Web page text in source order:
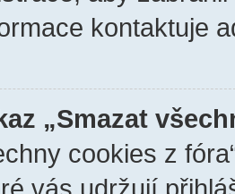
kontaktuje
„Smazat
cookies z
vás udržují